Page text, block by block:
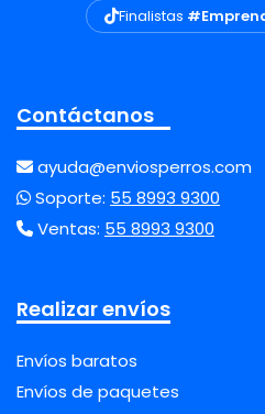
Finalistas
Contáctanos
ayuda@enviosperros.com
Soporte: 55 8993 9300
Ventas: 55 8993 9300
Realizar envíos
Envíos baratos
Envíos de paquetes